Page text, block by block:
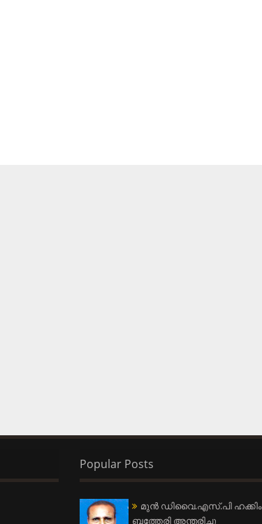
Popular Posts
മുന്‍ ഡിവൈ.എസ്.പി ഹക്കിം
ബത്തേരി അന്തരിച്ചു